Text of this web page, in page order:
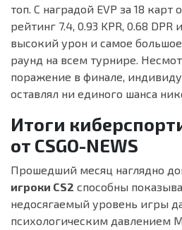
топ. С наградой EVP за 18
рейтинг 7.4, 0.93 KPR, 0.68
высокий урон и самое
раунд на всем турнире.
поражение в финале,
оставлял ни единого шанса
Итоги
от CSGO-NEWS
Прошедший месяц наглядно
игроки CS2 способны
недосягаемый уровень игры
психологическим давлением